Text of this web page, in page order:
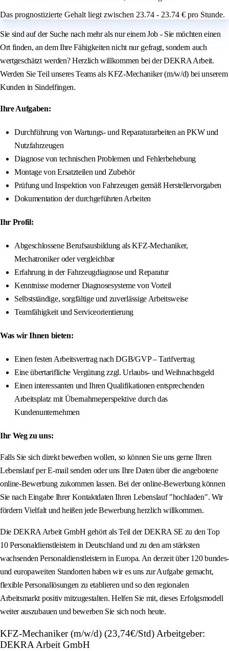
Das prognostizierte Gehalt liegt zwischen 23.74 - 23.74 € pro Stunde.
Sie sind auf der Suche nach mehr als nur einem Job - Sie möchten einen
Ort finden, an dem Ihre Fähigkeiten nicht nur gefragt, sondern auch
wertgeschätzt werden? Herzlich willkommen bei der DEKRA Arbeit.
Werden Sie Teil unseres Teams als KFZ-Mechaniker (m/w/d) bei unserem
Kunden in Sindelfingen.
Ihre Aufgaben:
Durchführung von Wartungs- und Reparaturarbeiten an PKW und
Nutzfahrzeugen
Diagnose von technischen Problemen und Fehlerbehebung
Montage von Ersatzteilen und Zubehör
Prüfung und Inspektion von Fahrzeugen gemäß Herstellervorgaben
Dokumentation der durchgeführten Arbeiten
Ihr Profil:
Abgeschlossene Berufsausbildung als KFZ-Mechaniker,
Mechatroniker oder vergleichbar
Erfahrung in der Fahrzeugdiagnose und Reparatur
Kenntnisse moderner Diagnosesysteme von Vorteil
Selbstständige, sorgfältige und zuverlässige Arbeitsweise
Teamfähigkeit und Serviceorientierung
Was wir Ihnen bieten:
Einen festen Arbeitsvertrag nach DGB/GVP – Tarifvertrag
Eine übertarifliche Vergütung zzgl. Urlaubs- und Weihnachtsgeld
Einen interessanten und Ihren Qualifikationen entsprechenden
Arbeitsplatz mit Übernahmeperspektive durch das
Kundenunternehmen
Ihr Weg zu uns:
Falls Sie sich direkt bewerben wollen, so können Sie uns gerne Ihren
Lebenslauf per E-mail senden oder uns Ihre Daten über die angebotene
online-Bewerbung zukommen lassen. Bei der online-Bewerbung können
Sie nach Eingabe Ihrer Kontaktdaten Ihren Lebenslauf "hochladen". Wir
fördern Vielfalt und heißen jede Bewerbung herzlich willkommen.
Die DEKRA Arbeit GmbH gehört als Teil der DEKRA SE zu den Top
10 Personaldienstleistern in Deutschland und zu den am stärksten
wachsenden Personaldienstleistern in Europa. An derzeit über 120 bundes-
und europaweiten Standorten haben wir es uns zur Aufgabe gemacht,
flexible Personallösungen zu etablieren und so den regionalen
Arbeitsmarkt positiv mitzugestalten. Helfen Sie mit, dieses Erfolgsmodell
weiter auszubauen und bewerben Sie sich noch heute.
KFZ-Mechaniker (m/w/d) (23,74€/Std) Arbeitgeber:
DEKRA Arbeit GmbH